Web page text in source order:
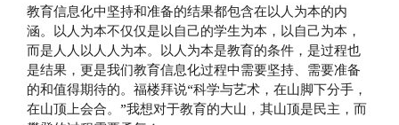
教育信息化中坚持和准备的结果都包含在以人为本的内
涵。以人为本不仅仅是以自己的学生为本，以自己为本，
而是人人以人人为本。以人为本是教育的条件，是过程也
是结果，更是我们教育信息化过程中需要坚持、需要准备
的和值得期待的。福楼拜说“科学与艺术，在山脚下分手，
在山顶上会合。”我想对于教育的大山，其山顶是民主，而